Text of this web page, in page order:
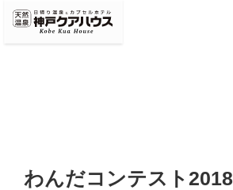
わんだコンテスト2018